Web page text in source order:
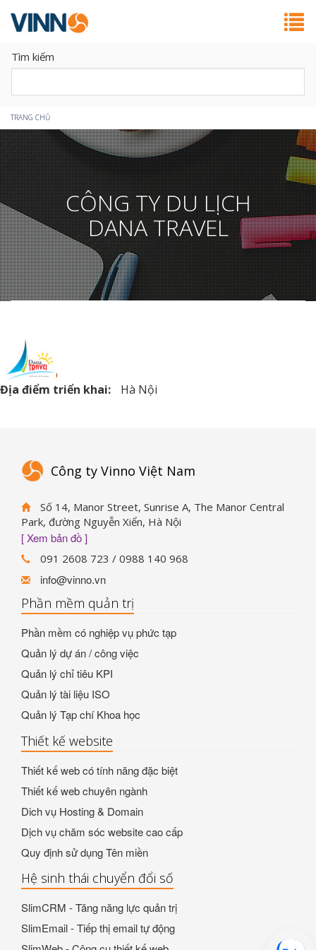
Tìm kiếm
Bạn
đang
ở
đây
TRANG CHỦ
CÔNG TY DU LỊCH
DANA TRAVEL
Địa điểm triển khai: Hà Nội
Công ty Vinno Việt Nam
Số 14, Manor Street, Sunrise A, The Manor Central
Park, đường Nguyễn Xiển, Hà Nội
[ Xem bản đồ ]
091 2608 723 / 0988 140 968
info@vinno.vn
Phần mềm quản trị
Phần mềm có nghiệp vụ phức tạp
Quản lý dự án / công việc
Quản lý chỉ tiêu KPI
Quản lý tài liệu ISO
Quản lý Tạp chí Khoa học
Thiết kế website
Thiết kế web có tính năng đặc biệt
Thiết kế web chuyên ngành
Dich vụ Hosting & Domain
Dịch vụ chăm sóc website cao cấp
Quy định sử dụng Tên miền
Hệ sinh thái chuyển đổi số
SlimCRM - Tăng năng lực quản trị
SlimEmail - Tiếp thị email tự động